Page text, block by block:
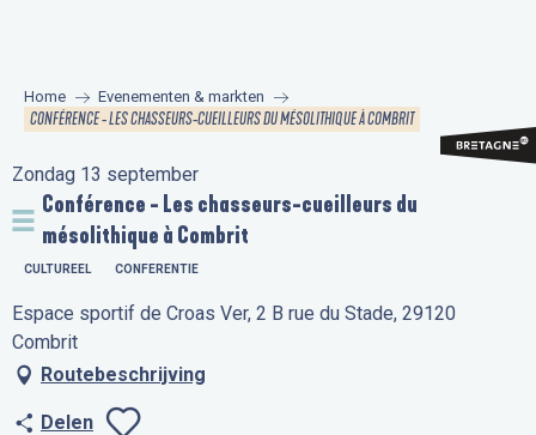
principal
Home Evenementen & markten
CONFÉRENCE - LES CHASSEURS-CUEILLEURS DU MÉSOLITHIQUE À COMBRIT
Zondag 13 september
Conférence - Les chasseurs-cueilleurs du
mésolithique à Combrit
CULTUREEL CONFERENTIE
Espace sportif de Croas Ver, 2 B rue du Stade, 29120
Combrit
Routebeschrijving
Delen